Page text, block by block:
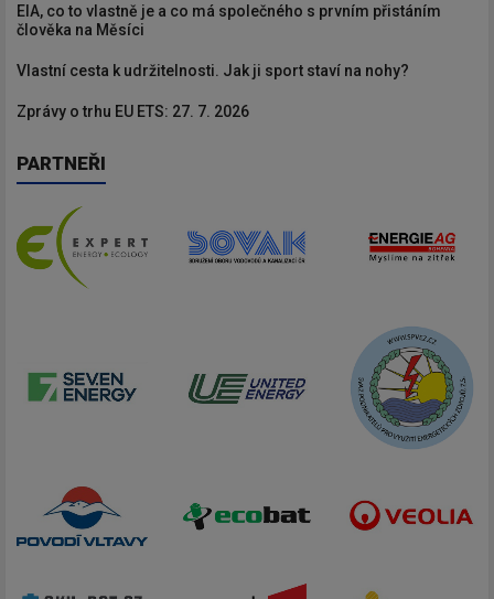
EIA, co to vlastně je a co má společného s prvním přistáním
člověka na Měsíci
Vlastní cesta k udržitelnosti. Jak ji sport staví na nohy?
Zprávy o trhu EU ETS: 27. 7. 2026
PARTNEŘI